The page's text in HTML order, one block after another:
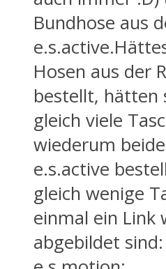
Bundhose aus
Hosen aus der
bestellt, hätten
gleich viele
wiederum
e.s.active
gleich wenige
einmal ein Link
abgebildet sind: